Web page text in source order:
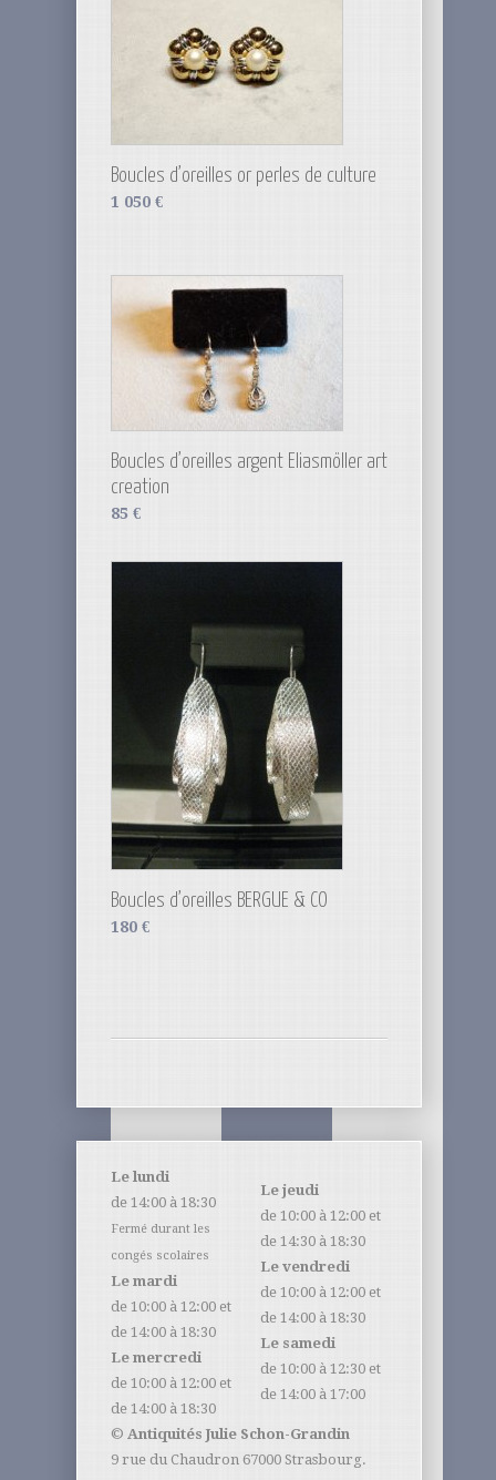
Boucles d’oreilles or perles de culture
1 050 €
Boucles d’oreilles argent Eliasmöller art
creation
85 €
Boucles d’oreilles BERGUE & CO
180 €
Le lundi
de 14:00 à 18:30
Fermé durant les
congés scolaires
Le mardi
de 10:00 à 12:00 et
de 14:00 à 18:30
Le mercredi
de 10:00 à 12:00 et
de 14:00 à 18:30
Le jeudi
de 10:00 à 12:00 et
de 14:30 à 18:30
Le vendredi
de 10:00 à 12:00 et
de 14:00 à 18:30
Le samedi
de 10:00 à 12:30 et
de 14:00 à 17:00
© Antiquités Julie Schon-Grandin
9 rue du Chaudron 67000 Strasbourg.